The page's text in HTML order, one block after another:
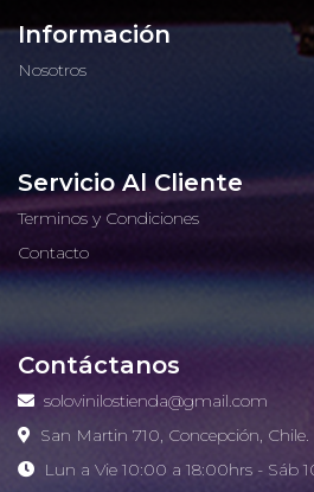
Información
Nosotros
Servicio Al Cliente
Terminos y Condiciones
Contacto
Contáctanos
solovinilostienda@gmail.com
San Martin 710, Concepción, Chile.
Lun a Vie 10:00 a 18:00hrs - Sáb